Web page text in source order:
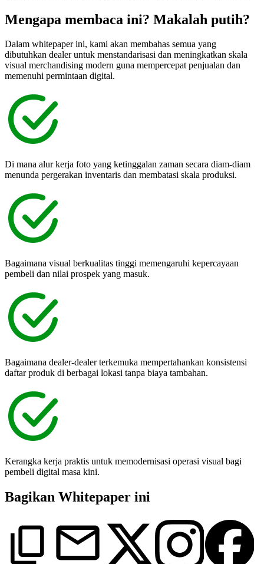
Mengapa membaca ini? Makalah putih?
Dalam whitepaper ini, kami akan membahas semua yang
dibutuhkan dealer untuk menstandarisasi dan meningkatkan skala
visual merchandising modern guna mempercepat penjualan dan
memenuhi permintaan digital.
Di mana alur kerja foto yang ketinggalan zaman secara diam-diam
menunda pergerakan inventaris dan membatasi skala produksi.
Bagaimana visual berkualitas tinggi memengaruhi kepercayaan
pembeli dan nilai prospek yang masuk.
Bagaimana dealer-dealer terkemuka mempertahankan konsistensi
daftar produk di berbagai lokasi tanpa biaya tambahan.
Kerangka kerja praktis untuk memodernisasi operasi visual bagi
pembeli digital masa kini.
Bagikan Whitepaper ini